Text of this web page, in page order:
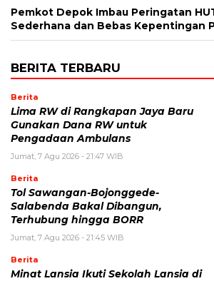
Pemkot Depok Imbau Peringatan
Sederhana dan Bebas Kepentingan
BERITA TERBARU
Berita
Lima RW di Rangkapan Jaya Baru
Gunakan Dana RW untuk
Pengadaan Ambulans
Jumat, 7 Agu 2026 - 21:47 WIB
Berita
Tol Sawangan-Bojonggede-
Salabenda Bakal Dibangun,
Terhubung hingga BORR
Jumat, 7 Agu 2026 - 21:45 WIB
Berita
Minat Lansia Ikuti Sekolah Lansia di